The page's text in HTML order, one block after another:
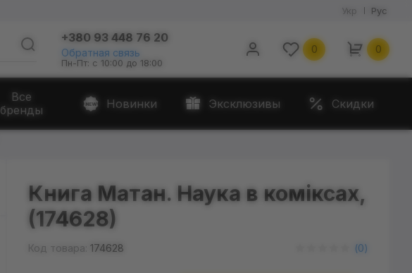
Укр Рус
+380 93 448 76 20
Обратная связь
Пн-Пт: с 10:00 до 18:00
0 0
Все
бренды
Новинки Эксклюзивы Скидки
Книга Матан. Наука в коміксах,
(174628)
Код товара: 174628 (0)